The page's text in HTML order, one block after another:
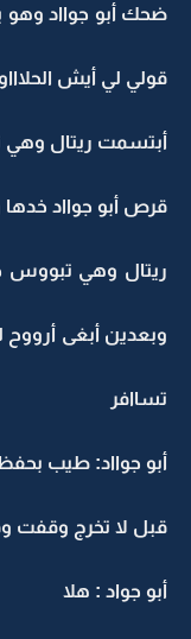
ضحك أبو جوااد وهو
قولي لي أيش
أبتسمت ريتال وهي
قرص أبو جوااد
ريتال وهي تبووس
وبعدين أبغى
تساافر
أبو جوااد: طيب بحفظ
قبل لا تخرج وقفت
أبو جواد : هلا